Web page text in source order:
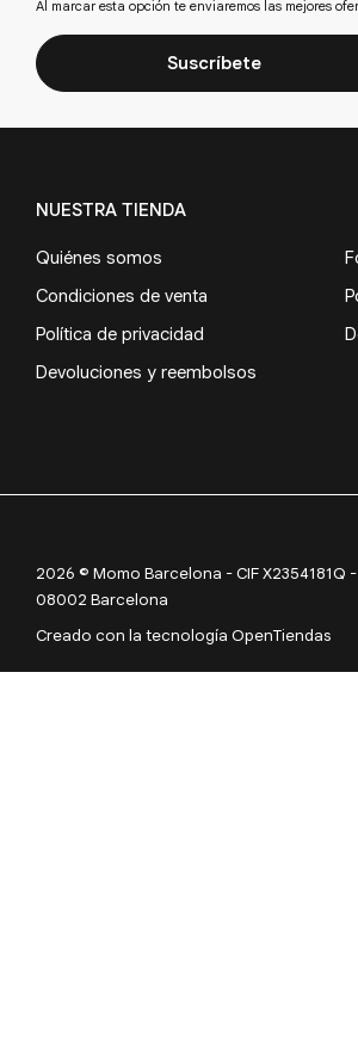
Al marcar esta opción te enviaremos las mejores
Suscríbete
NUESTRA TIENDA
Quiénes somos
Condiciones de venta
Política de privacidad
Devoluciones y reembolsos
2026 © Momo Barcelona - CIF X2354181Q
08002 Barcelona
Creado con la tecnología OpenTiendas